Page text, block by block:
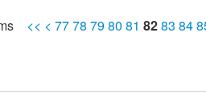
<< < 7778 7980 81 8283 84